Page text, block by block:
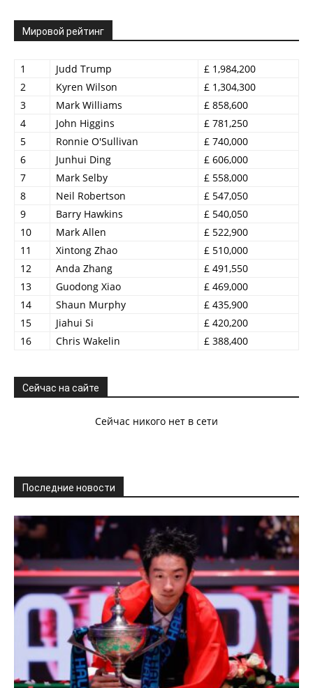
Мировой рейтинг
1 Judd Trump
£ 1,984,200
2
Kyren Wilson
£ 1,304,300
3
Mark Williams
£ 858,600
4
John Higgins
£ 781,250
5
Ronnie O'Sullivan
£ 740,000
6
Junhui Ding
£ 606,000
7
Mark Selby
£ 558,000
8
Neil Robertson
£ 547,050
9
Barry Hawkins
£ 540,050
10
Mark Allen
£ 522,900
11
Xintong Zhao
£ 510,000
12
Anda Zhang
£ 491,550
13
Guodong Xiao
£ 469,000
14
Shaun Murphy
£ 435,900
15
Jiahui Si
£ 420,200
16
Chris Wakelin £ 388,400
Сейчас на сайте
Сейчас никого нет в сети
Последние новости